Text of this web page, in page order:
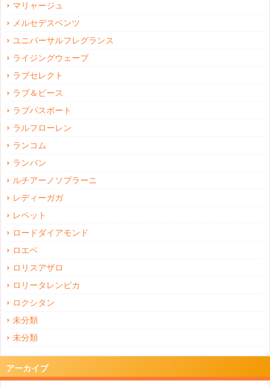
マリャージュ
メルセデスベンツ
ユニバーサルフレグランス
ライジングウェーブ
ラブセレクト
ラブ＆ピース
ラブパスポート
ラルフローレン
ランコム
ランバン
ルチアーノソプラーニ
レディーガガ
レペット
ロードダイアモンド
ロエベ
ロリスアザロ
ロリータレンピカ
ロクシタン
未分類
未分類
アーカイブ